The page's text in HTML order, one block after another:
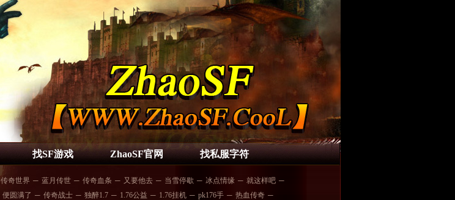
找SF游戏 ZhaoSF官网 找私服字符
传奇世界 ─ 蓝月传世 ─ 传奇血条 ─ 又要他去 ─ 当雪停歇 ─ 冰点情缘 ─ 就这样吧 ─
便圆满了 ─ 传奇战士 ─ 独醉1.7 ─ 1.76公益 ─ 1.76挂机 ─ pk176手 ─ 热血传奇 ─